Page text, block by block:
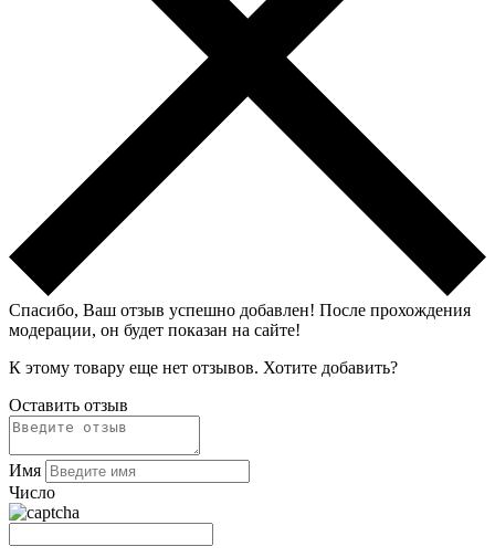
Спасибо, Ваш отзыв успешно добавлен! После прохождения
модерации, он будет показан на сайте!
К этому товару еще нет отзывов. Хотите добавить?
Оставить отзыв
Имя
Число